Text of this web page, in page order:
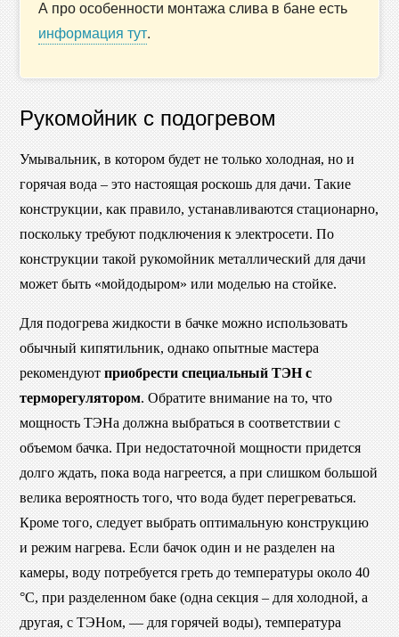
А про особенности монтажа слива в бане есть
информация тут.
Рукомойник с подогревом
Умывальник, в котором будет не только холодная, но и
горячая вода – это настоящая роскошь для дачи. Такие
конструкции, как правило, устанавливаются стационарно,
поскольку требуют подключения к электросети. По
конструкции такой рукомойник металлический для дачи
может быть «мойдодыром» или моделью на стойке.
Для подогрева жидкости в бачке можно использовать
обычный кипятильник, однако опытные мастера
рекомендуют приобрести специальный ТЭН с
терморегулятором. Обратите внимание на то, что
мощность ТЭНа должна выбраться в соответствии с
объемом бачка. При недостаточной мощности придется
долго ждать, пока вода нагреется, а при слишком большой
велика вероятность того, что вода будет перегреваться.
Кроме того, следует выбрать оптимальную конструкцию
и режим нагрева. Если бачок один и не разделен на
камеры, воду потребуется греть до температуры около 40
°C, при разделенном баке (одна секция – для холодной, а
другая, с ТЭНом, — для горячей воды), температура